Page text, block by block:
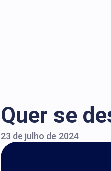
Quer se
23 de julho de 2024